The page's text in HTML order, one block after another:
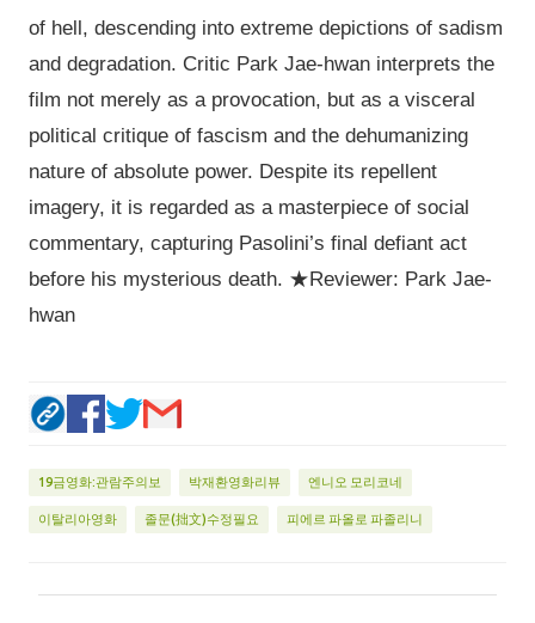
of hell, descending into extreme depictions of sadism
and degradation. Critic Park Jae-hwan interprets the
film not merely as a provocation, but as a visceral
political critique of fascism and the dehumanizing
nature of absolute power. Despite its repellent
imagery, it is regarded as a masterpiece of social
commentary, capturing Pasolini’s final defiant act
before his mysterious death. ★Reviewer: Park Jae-
hwan
19금영화:관람주의보 박재환영화리뷰 엔니오 모리코네
이탈리아영화 졸문(拙文)수정필요 피에르 파올로 파졸리니